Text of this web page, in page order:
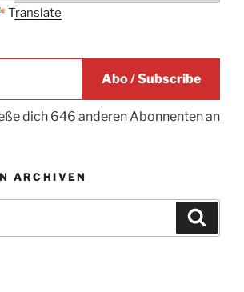
Translate
Abo / Subscribe
dich 646 anderen Abonnenten an
ARCHIVEN